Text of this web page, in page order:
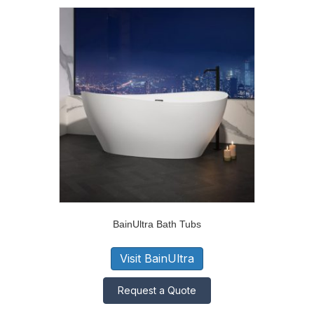
BainUltra Bath Tubs
Visit BainUltra
Request a Quote